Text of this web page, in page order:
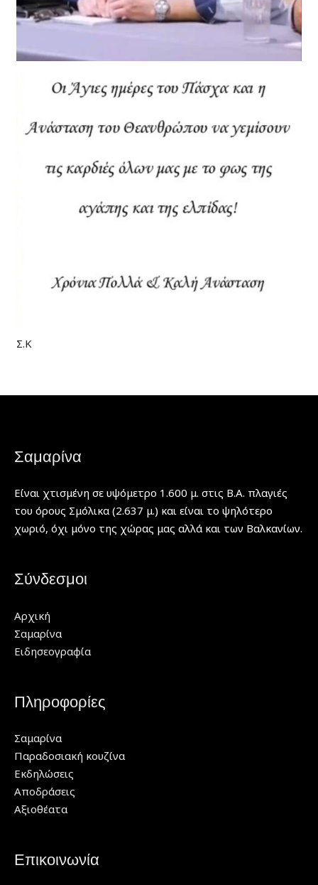
Σ.Κ
Σαμαρίνα
Είναι χτισμένη σε υψόμετρο 1.600 μ. στις Β.Α. πλαγιές
του όρους Σμόλικα (2.637 μ.) και είναι το ψηλότερο
χωριό, όχι μόνο της χώρας μας αλλά και των Βαλκανίων.
Σύνδεσμοι
Αρχική
Σαμαρίνα
Ειδησεογραφία
Πληροφορίες
Σαμαρίνα
Παραδοσιακή κουζίνα
Εκδηλώσεις
Αποδράσεις
Αξιοθέατα
Επικοινωνία